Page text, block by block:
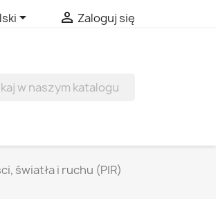
  Zaloguj się
światła i ruchu (PIR)